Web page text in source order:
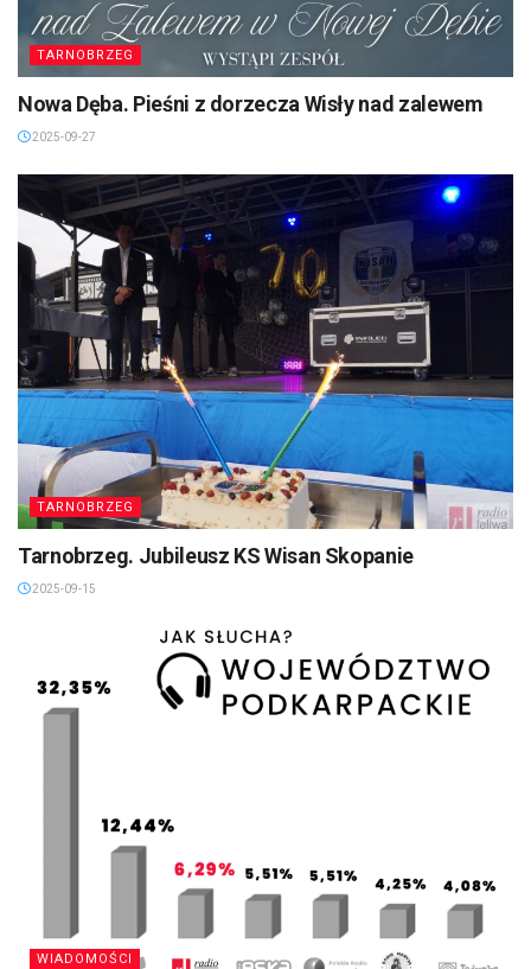
TARNOBRZEG
Nowa Dęba. Pieśni z dorzecza Wisły nad zalewem
2025-09-27
TARNOBRZEG
Tarnobrzeg. Jubileusz KS Wisan Skopanie
2025-09-15
WIADOMOŚCI